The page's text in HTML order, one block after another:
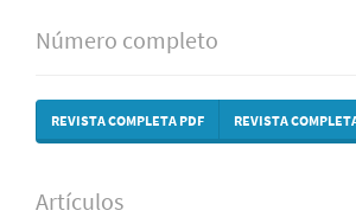
Número completo
REVISTA COMPLETA PDF REVISTA
Artículos